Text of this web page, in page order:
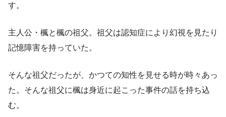
す。
主人公・楓と楓の祖父。祖父は認知症により幻視を見たり
記憶障害を持っていた。
そんな祖父だったが、かつての知性を見せる時が時々あっ
た。そんな祖父に楓は身近に起こった事件の話を持ち込
む。